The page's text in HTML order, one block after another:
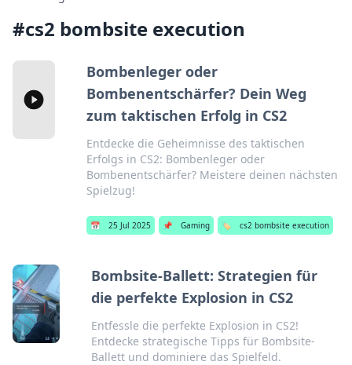
#cs2 bombsite execution
Bombenleger oder
Bombenentschärfer? Dein Weg
zum taktischen Erfolg in CS2
Entdecke die Geheimnisse des taktischen
Erfolgs in CS2: Bombenleger oder
Bombenentschärfer? Meistere deinen nächsten
Spielzug!
📅 25 Jul 2025 📌 Gaming 🏷️ cs2 bombsite execution
Bombsite-Ballett: Strategien für
die perfekte Explosion in CS2
Entfessle die perfekte Explosion in CS2!
Entdecke strategische Tipps für Bombsite-
Ballett und dominiere das Spielfeld.